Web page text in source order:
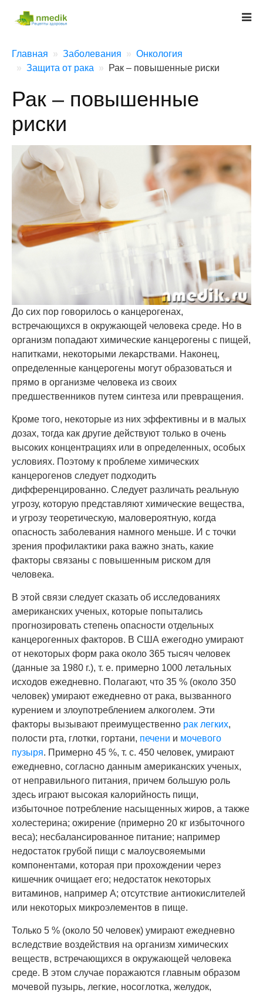
Главная Заболевания
Онкология
Защита от рака
Рак – повышенные риски
Рак – повышенные
риски
До сих пор говорилось о канцерогенах,
встречающихся в окружающей человека среде. Но в
организм попадают химические канцерогены с пищей,
напитками, некоторыми лекарствами. Наконец,
определенные канцерогены могут образоваться и
прямо в организме человека из своих
предшественников путем синтеза или превращения.
Кроме того, некоторые из них эффективны и в малых
дозах, тогда как другие действуют только в очень
высоких концентрациях или в определенных, особых
условиях. Поэтому к проблеме химических
канцерогенов следует подходить
дифференцированно. Следует различать реальную
угрозу, которую представляют химические вещества,
и угрозу теоретическую, маловероятную, когда
опасность заболевания намного меньше. И с точки
зрения профилактики рака важно знать, какие
факторы связаны с повышенным риском для
человека.
В этой связи следует сказать об исследованиях
американских ученых, которые попытались
прогнозировать степень опасности отдельных
канцерогенных факторов. В США ежегодно умирают
от некоторых форм рака около 365 тысяч человек
(данные за 1980 г.), т. е. примерно 1000 летальных
исходов ежедневно. Полагают, что 35 % (около 350
человек) умирают ежедневно от рака, вызванного
курением и злоупотреблением алкоголем. Эти
факторы вызывают преимущественно рак легких,
полости рта, глотки, гортани, печени и мочевого
пузыря. Примерно 45 %, т. с. 450 человек, умирают
ежедневно, согласно данным американских ученых,
от неправильного питания, причем большую роль
здесь играют высокая калорийность пищи,
избыточное потребление насыщенных жиров, а также
холестерина; ожирение (примерно 20 кг избыточного
веса); несбалансированное питание; например
недостаток грубой пищи с малоусвояемыми
компонентами, которая при прохождении через
кишечник очищает его; недостаток некоторых
витаминов, например A; отсутствие антиокислителей
или некоторых микроэлементов в пище.
Только 5 % (около 50 человек) умирают ежедневно
вследствие воздействия на организм химических
веществ, встречающихся в окружающей человека
среде. В этом случае поражаются главным образом
мочевой пузырь, легкие, носоглотка, желудок,